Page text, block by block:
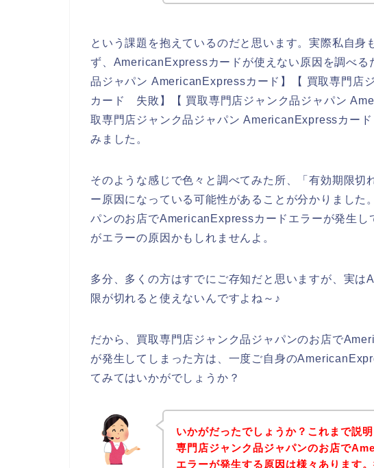
という課題を抱えているのだと思います。実際私自身
ず、AmericanExpressカードが使えない原因を調べる
品ジャパン AmericanExpressカード】【 買取専門店
カード 失敗】【 買取専門店ジャンク品ジャパン
取専門店ジャンク品ジャパン AmericanExpressカー
みました。
そのような感じで色々と調べてみた所、「有効期限
ー原因になっている可能性があることが分かりました
パンのお店でAmericanExpressカードエラーが発生し
がエラーの原因かもしれませんよ。
多分、多くの方はすでにご存知だと思いますが、実
限が切れると使えないんですよね～♪
だから、買取専門店ジャンク品ジャパンのお店で
が発生してしまった方は、一度ご自身の
てみてはいかがでしょうか？
いかがだったでしょうか？これまで説
専門店ジャンク品ジャパンのお店で
エラーが発生する原因は様々あります